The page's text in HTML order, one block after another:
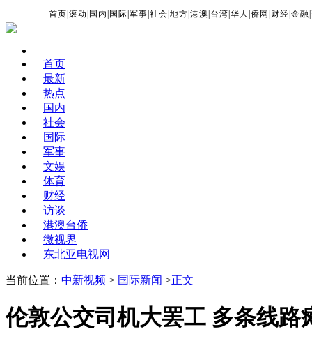
首页 |滚动 国内 国际 |军事 |社会 |地方 |港澳 台湾 |华人 |侨网 财经 |金融 |
首页
最新
热点
国内
社会
国际
军事
文娱
体育
财经
访谈
港澳台侨
微视界
东北亚电视网
当前位置： 中新视频 > 国际新闻 >正文
伦敦公交司机大罢工 多条线路